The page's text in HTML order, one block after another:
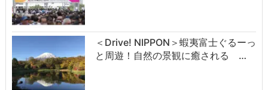
＜Drive! NIPPON＞蝦夷富士ぐるーっ
と周遊！自然の景観に癒される …